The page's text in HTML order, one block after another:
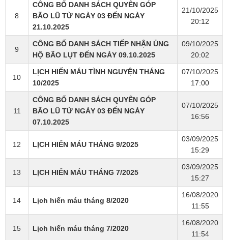
8
CÔNG BỐ DANH SÁCH QUYÊN GÓP
BÃO LŨ TỪ NGÀY 03 ĐẾN NGÀY
21.10.2025
21/10/2025
20:12
9
CÔNG BỐ DANH SÁCH TIẾP NHẬN ỦNG
HỘ BÃO LỤT ĐẾN NGÀY 09.10.2025
09/10/2025
20:02
10
LỊCH HIẾN MÁU TÌNH NGUYỆN THÁNG
10/2025
07/10/2025
17:00
11
CÔNG BỐ DANH SÁCH QUYÊN GÓP
BÃO LŨ TỪ NGÀY 03 ĐẾN NGÀY
07.10.2025
07/10/2025
16:56
12 LỊCH HIẾN MÁU THÁNG 9/2025
03/09/2025
15:29
13 LỊCH HIẾN MÁU THÁNG 7/2025
03/09/2025
15:27
14 Lịch hiến máu tháng 8/2020
16/08/2020
11:55
15 Lịch hiến máu tháng 7/2020
16/08/2020
11:54